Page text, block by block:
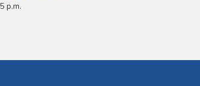
p.m.